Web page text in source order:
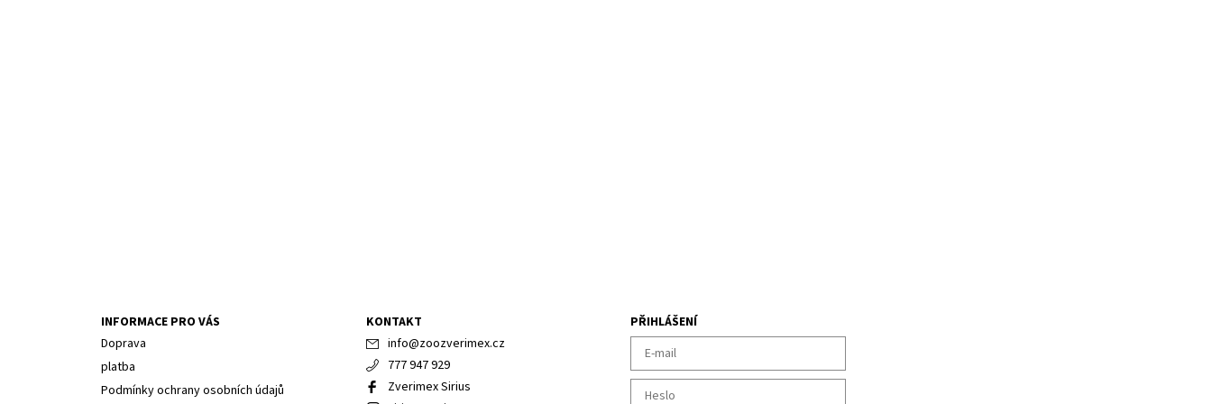
INFORMACE PRO VÁS
Doprava
platba
Podmínky ochrany osobních údajů
KONTAKT
info@zoozverimex.cz
777 947 929
Zverimex Sirius
PŘIHLÁŠENÍ